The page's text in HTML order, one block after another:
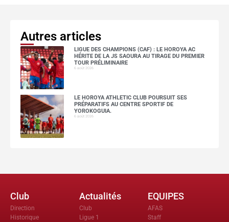
Autres articles
LIGUE DES CHAMPIONS (CAF) : LE HOROYA AC
HÉRITE DE LA JS SAOURA AU TIRAGE DU PREMIER
TOUR PRÉLIMINAIRE
6 août 2026
LE HOROYA ATHLETIC CLUB POURSUIT SES
PRÉPARATIFS AU CENTRE SPORTIF DE
YOROKOGUIA.
6 août 2026
Club
Direction
Historique
Actualités
Club
Ligue 1
EQUIPES
AFAS
Staff